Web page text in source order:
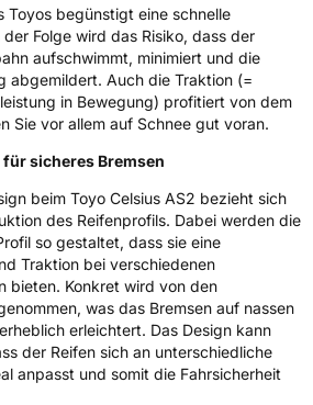
(GPSR)
Tire Europe GmbH, Halskestrasse 3-5
Willich Deutschland,www.toyotire.eu,
service@toyo-tire.de
Toyos begünstigt eine schnelle
Folge wird das Risiko, dass der
aufschwimmt, minimiert und die
abgemildert. Auch die Traktion (=
in Bewegung) profitiert von dem
Sie vor allem auf Schnee gut voran.
für sicheres Bremsen
beim Toyo Celsius AS2 bezieht sich
des Reifenprofils. Dabei werden die
so gestaltet, dass sie eine
Traktion bei verschiedenen
bieten. Konkret wird von den
was das Bremsen auf nassen
erleichtert. Das Design kann
der Reifen sich an unterschiedliche
anpasst und somit die Fahrsicherheit